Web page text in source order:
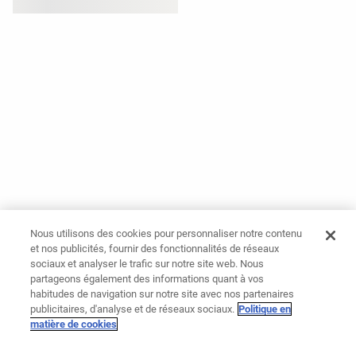
Nous utilisons des cookies pour personnaliser notre contenu
et nos publicités, fournir des fonctionnalités de réseaux
sociaux et analyser le trafic sur notre site web. Nous
partageons également des informations quant à vos
habitudes de navigation sur notre site avec nos partenaires
publicitaires, d'analyse et de réseaux sociaux. Politique en
matière de cookies